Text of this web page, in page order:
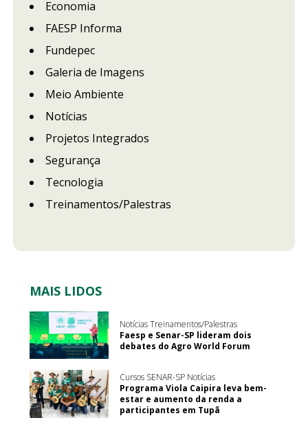
Economia
FAESP Informa
Fundepec
Galeria de Imagens
Meio Ambiente
Notícias
Projetos Integrados
Segurança
Tecnologia
Treinamentos/Palestras
MAIS LIDOS
Notícias Treinamentos/Palestras
Faesp e Senar-SP lideram dois
debates do Agro World Forum
Cursos SENAR-SP Notícias
Programa Viola Caipira leva bem-
estar e aumento da renda a
participantes em Tupã